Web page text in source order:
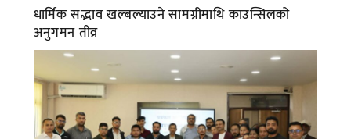
धार्मिक सद्भाव खल्बल्याउने सामग्रीमाथि काउन्सिलको
अनुगमन तीव्र